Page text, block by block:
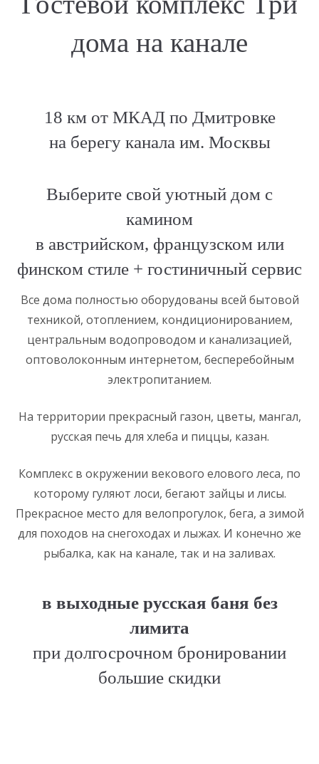
дома на канале
18 км от МКАД по Дмитровке
на берегу канала им. Москвы
Выберите свой уютный дом с
камином
в австрийском, французском или
финском стиле + гостиничный сервис
Все дома полностью оборудованы всей бытовой
техникой, отоплением, кондиционированием,
центральным водопроводом и канализацией,
оптоволоконным интернетом, бесперебойным
электропитанием.
На территории прекрасный газон, цветы, мангал,
русская печь для хлеба и пиццы, казан.
Комплекс в окружении векового елового леса, по
которому гуляют лоси, бегают зайцы и лисы.
Прекрасное место для велопрогулок, бега, а зимой
для походов на снегоходах и лыжах. И конечно же
рыбалка, как на канале, так и на заливах.
в выходные русская баня без
лимита
при долгосрочном бронировании
большие скидки